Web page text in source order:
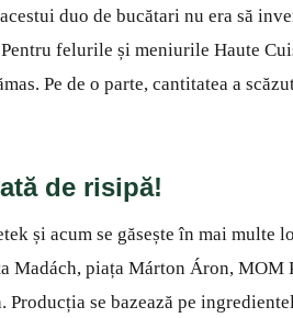
duo de bucătari nu era să
felurile și meniurile Haute
Pe de o parte, cantitatea a
de risipă!
și acum se găsește în mai multe
Madách, piața Márton Áron, MOM
se bazează pe